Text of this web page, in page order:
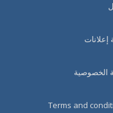
الخصوصية